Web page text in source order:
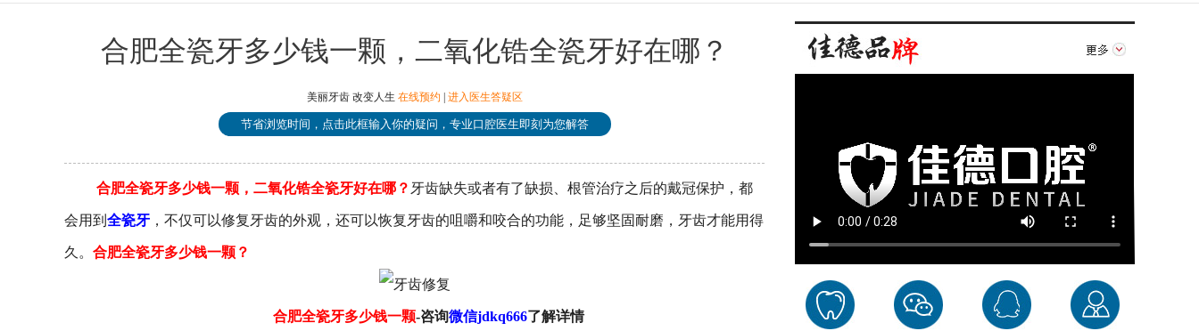
合肥全瓷牙多少钱一颗，二氧化锆全瓷牙好在哪？
美丽牙齿 改变人生 在线预约 进入医生答疑区
节省浏览时间，点击此框输入你的疑问，专业口腔医生即刻为您解答
合肥全瓷牙多少钱一颗，二氧化锆全瓷牙好在哪？ 牙齿缺失或者有了缺损、根管治疗之后的戴冠保护，都
会用到 全瓷牙 ，不仅可以修复牙齿的外观，还可以恢复牙齿的咀嚼和咬合的功能，足够坚固耐磨，牙齿才能用得
久。 合肥全瓷牙多少钱一颗？
合肥全瓷牙多少钱一颗-咨询微信jdkq666了解详情